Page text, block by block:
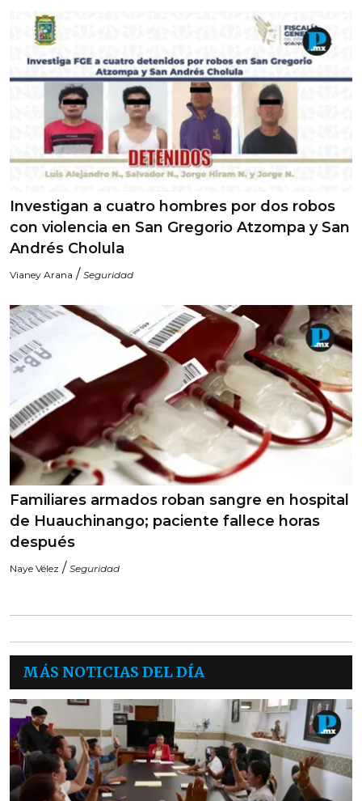
Investigan a cuatro hombres por dos robos
con violencia en San Gregorio Atzompa y San
Andrés Cholula
Vianey Arana / Seguridad
Familiares armados roban sangre en hospital
de Huauchinango; paciente fallece horas
después
Naye Vélez / Seguridad
MÁS NOTICIAS DEL DÍA